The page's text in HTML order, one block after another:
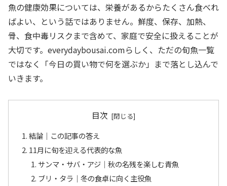
魚の健康効果については、栄養があるからたくさん食べれ
ばよい、という話ではありません。鮮度、保存、加熱、
骨、食中毒リスクまで含めて、家庭で安全に扱えることが
大切です。everydaybousai.comらしく、ただの旬魚一覧
ではなく「今日の買い物で何を選ぶか」まで落とし込んで
いきます。
目次
結論｜この記事の答え
11月に旬を迎える代表的な魚
サンマ・サバ・アジ｜秋の名残を楽しむ青魚
ブリ・タラ｜冬の食卓に向く主役魚